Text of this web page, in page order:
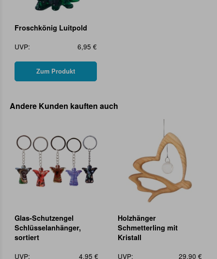
Froschkönig Luitpold
UVP:
6,95 €
Zum Produkt
Andere Kunden kauften auch
Glas-Schutzengel
Schlüsselanhänger,
sortiert
UVP:
4,95 €
Holzhänger
Schmetterling mit
Kristall
UVP:
29,90 €